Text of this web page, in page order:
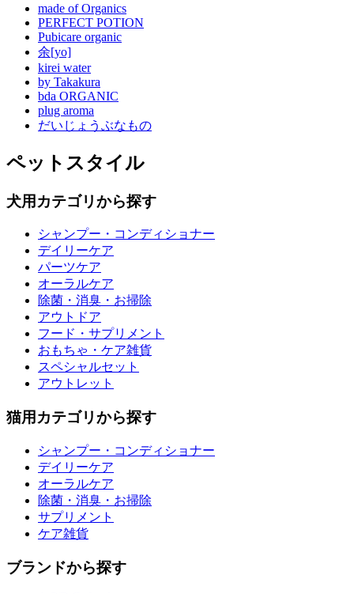
made of Organics
PERFECT POTION
Pubicare organic
余[yo]
kirei water
by Takakura
bda ORGANIC
plug aroma
だいじょうぶなもの
ペットスタイル
犬用カテゴリから探す
シャンプー・コンディショナー
デイリーケア
パーツケア
オーラルケア
除菌・消臭・お掃除
アウトドア
フード・サプリメント
おもちゃ・ケア雑貨
スペシャルセット
アウトレット
猫用カテゴリから探す
シャンプー・コンディショナー
デイリーケア
オーラルケア
除菌・消臭・お掃除
サプリメント
ケア雑貨
ブランドから探す